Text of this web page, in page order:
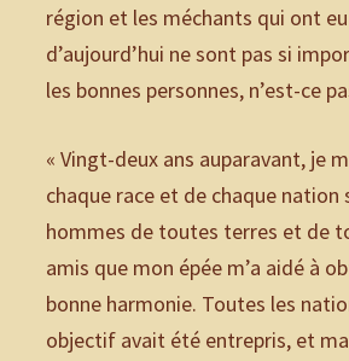
région et les méchants qui ont
d’aujourd’hui ne sont pas si
les bonnes personnes, n’est-ce
« Vingt-deux ans auparavant, je
chaque race et de chaque
hommes de toutes terres et de
amis que mon épée m’a aidé à
bonne harmonie. Toutes les
objectif avait été entrepris, et